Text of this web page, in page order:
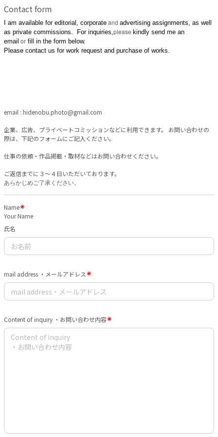
Contact form
I am available for editorial, corporate and advertising assignments, as well
as private commissions. For inquiries,please kindly send me an
email or fill in the form below.
Please contact us for work request and purchase of works.
email : hidenobu.photo@gmail.com
企業、広告、プライベートコミッションなどに利用できます。 お問い合わせの
際は、下記のフォームにご記入ください。
仕事の依頼・作品掲載・取材などはお問い合わせください。
ご返信までに３〜４日いただいております。
あらかじめご了承ください。
Name
Your Name
氏名
mail address ・メールアドレス
Content of inquiry ・お問い合わせ内容